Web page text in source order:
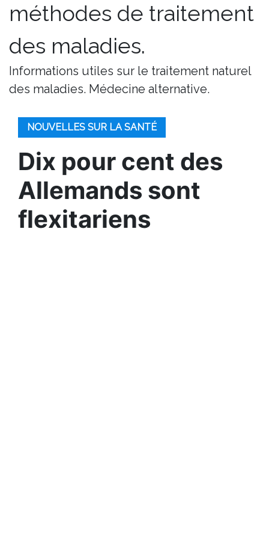
méthodes de traitement
des maladies.
Informations utiles sur le traitement naturel
des maladies. Médecine alternative.
NOUVELLES SUR LA SANTÉ
Dix pour cent des
Allemands sont
flexitariens